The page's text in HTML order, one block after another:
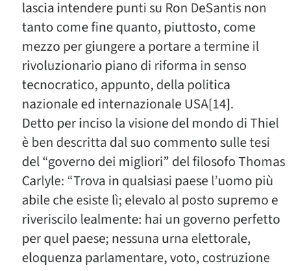
lascia intendere punti su Ron DeSantis non
tanto come fine quanto, piuttosto, come
mezzo per giungere a portare a termine il
rivoluzionario piano di riforma in senso
tecnocratico, appunto, della politica
nazionale ed internazionale USA[14].
Detto per inciso la visione del mondo di Thiel
è ben descritta dal suo commento sulle tesi
del “governo dei migliori” del filosofo Thomas
Carlyle: “Trova in qualsiasi paese l’uomo più
abile che esiste lì; elevalo al posto supremo e
riveriscilo lealmente: hai un governo perfetto
per quel paese; nessuna urna elettorale,
eloquenza parlamentare, voto, costruzione